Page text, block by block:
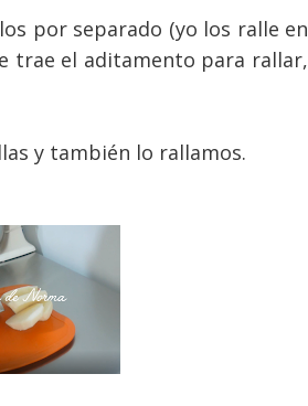
por separado (yo los ralle en
trae el aditamento para rallar,
y también lo rallamos.